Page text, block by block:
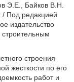
Э.Е., Байков В.Н.
Под редакцией
издательство
строительным
строения
жесткости по его
работ и